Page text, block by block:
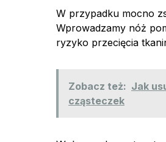
W przypadku mocno
Wprowadzamy nóż
ryzyko przecięcia
Zobacz też: Jak
cząsteczek